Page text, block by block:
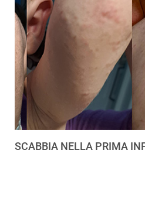
SCABBIA NELLA PRIMA